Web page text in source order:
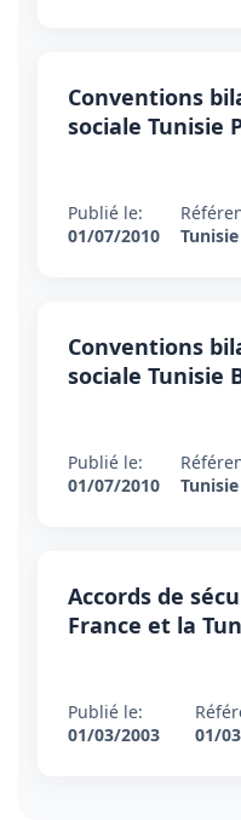
Conventions
sociale Tunisie
Publié le:
01/07/2010
Conventions
sociale Tunisie
Publié le:
01/07/2010
Accords de
France et la
Publié le:
01/03/2003
01/